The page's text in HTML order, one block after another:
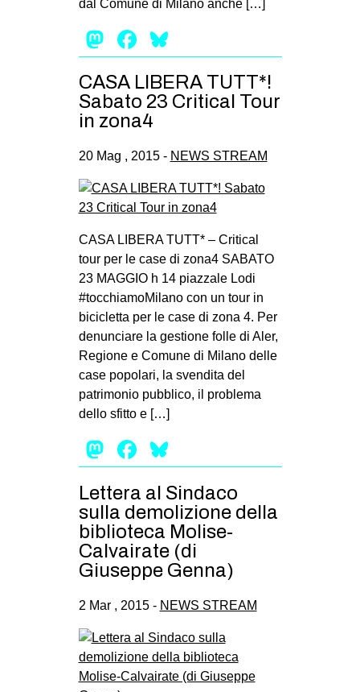
dal Comune di Milano anche […]
Mastodon
Facebook
CASA LIBERA TUTT*!
Sabato 23 Critical Tour
in zona4
20 Mag , 2015 - NEWS STREAM
CASA LIBERA TUTT* – Critical
tour per le case di zona4 SABATO
23 MAGGIO h 14 piazzale Lodi
#tocchiamoMilano con un tour in
bicicletta per le case di zona 4. Per
denunciare la gestione folle di Aler,
Regione e Comune di Milano delle
case popolari, la svendita del
patrimonio pubblico, il problema
dello sfitto e […]
Mastodon
Facebook
Lettera al Sindaco
sulla demolizione della
biblioteca Molise-
Calvairate (di
Giuseppe Genna)
2 Mar , 2015 - NEWS STREAM